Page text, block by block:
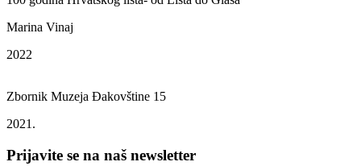
Marina Vinaj
2022
Zbornik Muzeja Đakovštine 15
2021.
Prijavite se na naš newsletter